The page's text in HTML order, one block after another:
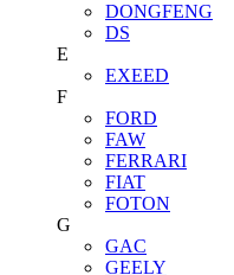
DONGFENG
DS
E
EXEED
F
FORD
FAW
FERRARI
FIAT
FOTON
G
GAC
GEELY